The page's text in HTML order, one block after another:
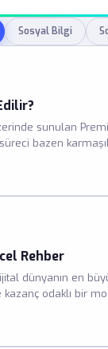
Sosyal Bilgi
sunulan
bazen
Rehber
dünyanın en
odaklı bir